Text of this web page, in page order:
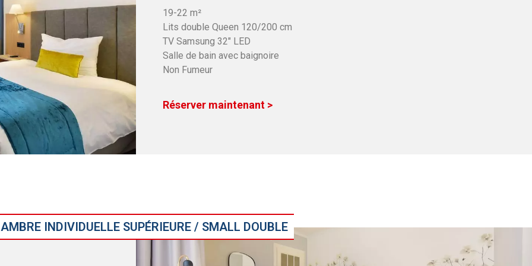
19-22 m²
Lits double Queen 120/200 cm
TV Samsung 32″ LED
Salle de bain avec baignoire
Non Fumeur
Réserver maintenant >
INDIVIDUELLE SUPÉRIEURE / SMALL DOUBLE